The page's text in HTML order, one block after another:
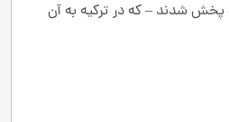
پخش شدند – که در ترکیه به آن